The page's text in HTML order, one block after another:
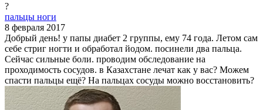
?
пальцы ноги
8 февраля 2017
Добрый день! у папы диабет 2 группы, ему 74 года. Летом сам
себе стриг ногти и обработал йодом. посинели два пальца.
Сейчас сильные боли. проводим обследование на
проходимость сосудов. в Казахстане лечат как у вас? Можем
спасти пальцы ещё? На пальцах сосуды можно восстановить?